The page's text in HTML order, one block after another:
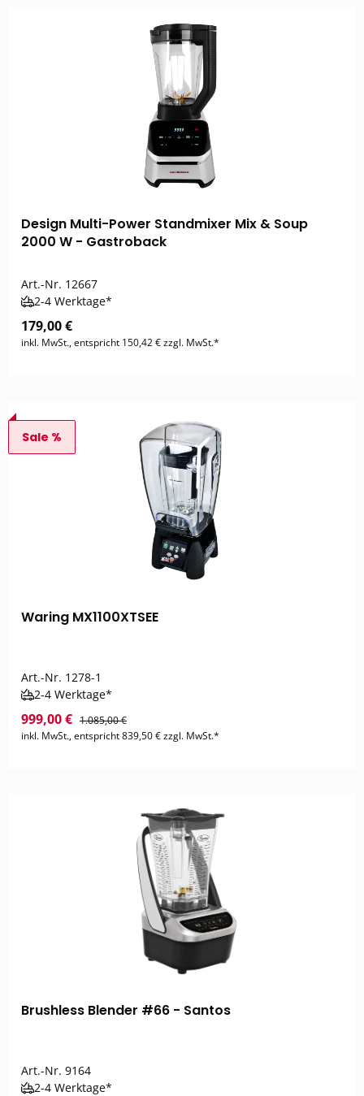
Design Multi-Power Standmixer Mix & Soup
2000 W - Gastroback
Art.-Nr. 12667
2-4 Werktage*
179,00 €
inkl. MwSt., entspricht 150,42 € zzgl. MwSt.*
Sale %
Waring MX1100XTSEE
Art.-Nr. 1278-1
2-4 Werktage*
999,00 € 1.085,00 €
inkl. MwSt., entspricht 839,50 € zzgl. MwSt.*
Brushless Blender #66 - Santos
Art.-Nr. 9164
2-4 Werktage*